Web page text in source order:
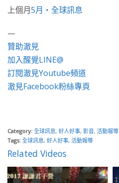
上個月5月・全球訊息
—
贊助澈見
加入醒覺LINE@
訂閱澈見Youtube頻道
澈見Facebook粉絲專頁
Category: 全球訊息, 好人好事, 影音, 活動報導
Tags: 全球訊息, 好人好事, 活動報導
Related Videos